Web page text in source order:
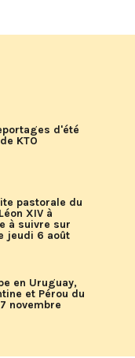
d'été
KTO
pastorale du
XIV à
à suivre sur
jeudi 6 août
en Uruguay,
et Pérou du
novembre